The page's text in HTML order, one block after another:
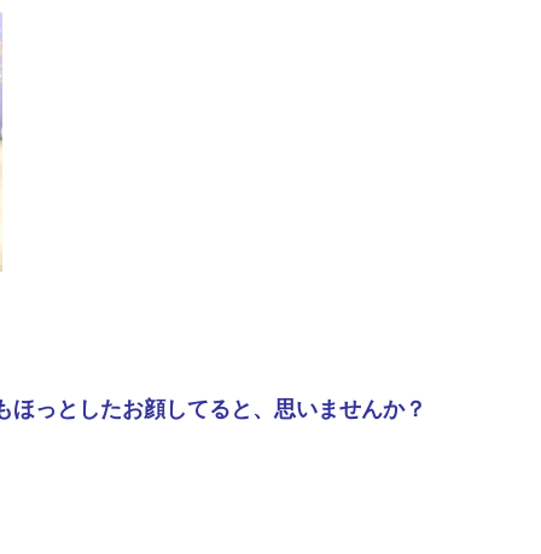
っとしたお顔してると、思いませんか？